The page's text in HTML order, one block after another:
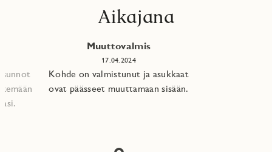
Aikajana
Muuttovalmis
17.04.2024
Kohde on valmistunut ja asukkaat
ovat päässeet muuttamaan sisään.